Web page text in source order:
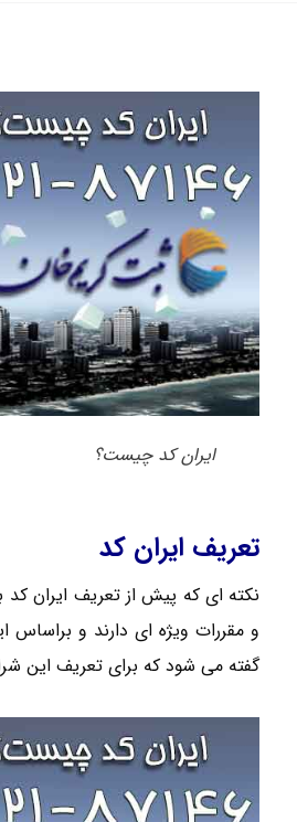
ایران کد چیست؟
تعریف ایران کد
نکته ای که پیش از تعریف ایران کد
و مقررات ویژه ای دارند و براساس
گفته می شود که برای تعریف این